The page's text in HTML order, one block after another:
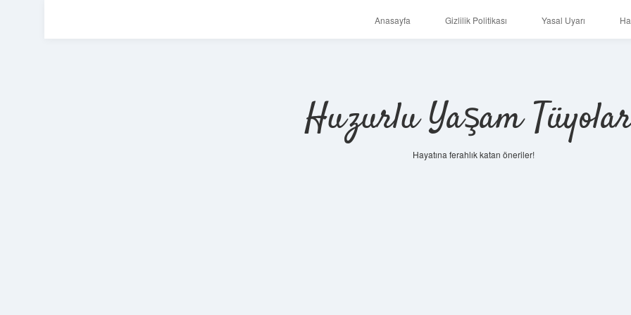
Anasayfa Gizlilik Politikası Yasal Uyarı
Huzurlu Yaşam
Hayatına ferahlık katan öneriler!